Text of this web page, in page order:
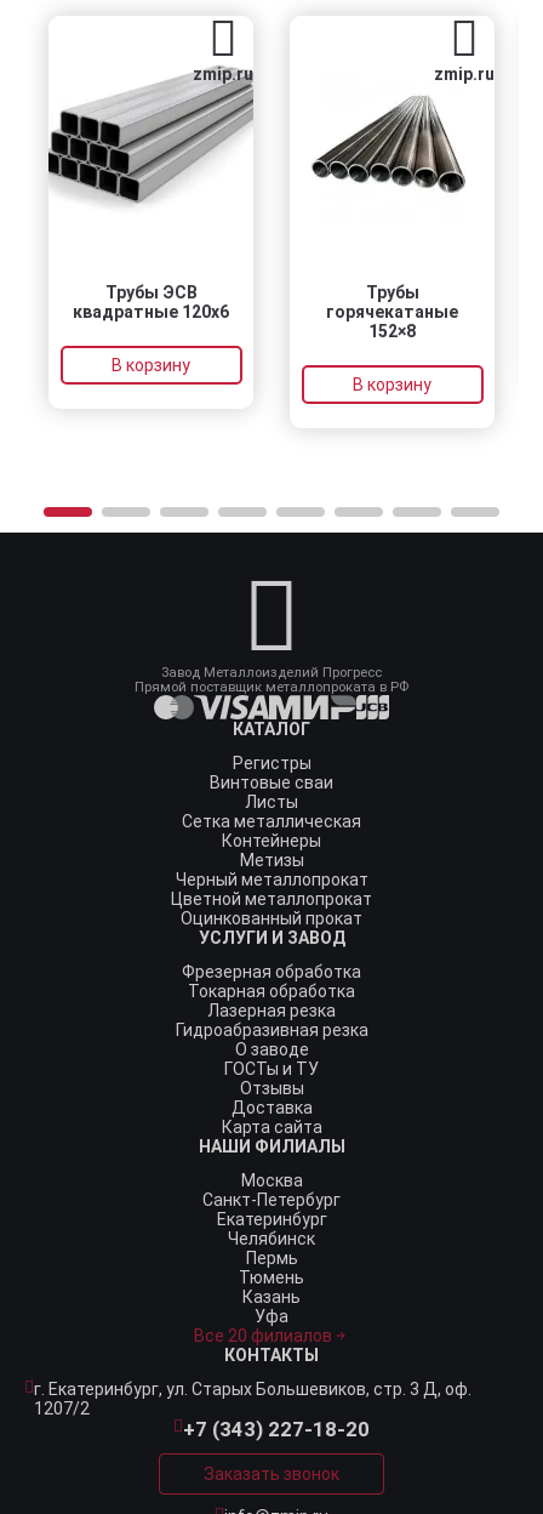
zmip.ru
Трубы ЭСВ
квадратные 120х6
В корзину
zmip.ru
Трубы
горячекатаные
152×8
В корзину
Завод Металлоизделий Прогресс
Прямой поставщик металлопроката в РФ
КАТАЛОГ
Регистры
Винтовые сваи
Листы
Сетка металлическая
Контейнеры
Метизы
Черный металлопрокат
Цветной металлопрокат
Оцинкованный прокат
УСЛУГИ И ЗАВОД
Фрезерная обработка
Токарная обработка
Лазерная резка
Гидроабразивная резка
О заводе
ГОСТы и ТУ
Отзывы
Доставка
Карта сайта
НАШИ ФИЛИАЛЫ
Москва
Санкт-Петербург
Екатеринбург
Челябинск
Пермь
Тюмень
Казань
Уфа
Все 20 филиалов
КОНТАКТЫ
г. Екатеринбург, ул. Старых Большевиков, стр. 3 Д, оф.
1207/2
+7 (343) 227-18-20
Заказать звонок